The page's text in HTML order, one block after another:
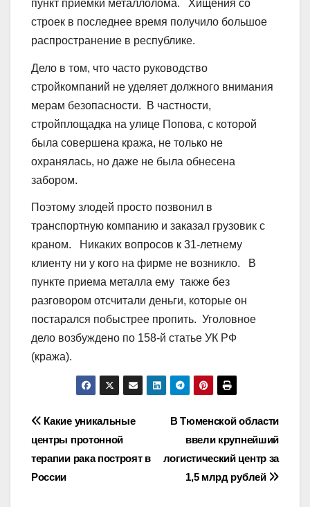
пункт приемки металлолома. Хищения со
строек в последнее время получило большое
распространение в республике.
Дело в том, что часто руководство
стройкомпаний не уделяет должного внимания
мерам безопасности. В частности,
стройплощадка на улице Попова, с которой
была совершена кража, не только не
охранялась, но даже не была обнесена
забором.
Поэтому злодей просто позвонил в
транспортную компанию и заказал грузовик с
краном. Никаких вопросов к 31-летнему
клиенту ни у кого на фирме не возникло. В
пункте приема металла ему также без
разговором отсчитали деньги, которые он
постарался побыстрее пропить. Уголовное
дело возбуждено по 158-й статье УК РФ
(кража).
Навигация
по
записям
В Тюменской области
ввели крупнейший
логистический центр за
1,5 млрд рублей
Какие уникальные
центры протонной
терапии рака построят в
России